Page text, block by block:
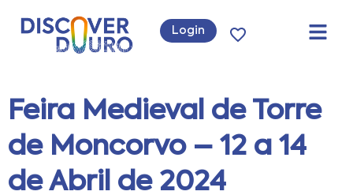
Login
Feira Medieval de Torre
de Moncorvo – 12 a 14
de Abril de 2024